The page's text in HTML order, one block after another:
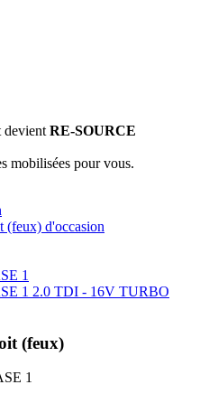
devient RE-SOURCE
mobilisées pour vous.
(feux) d'occasion
1
1 2.0 TDI - 16V TURBO
(feux)
1